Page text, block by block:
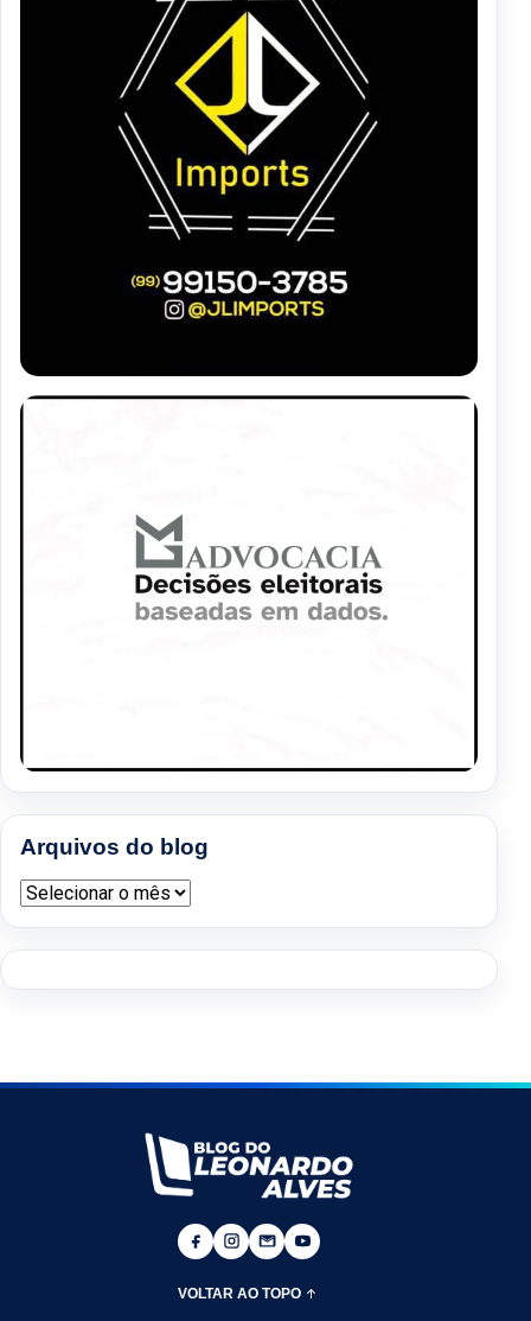
Arquivos do blog
Arquivos do blog
VOLTAR AO TOPO